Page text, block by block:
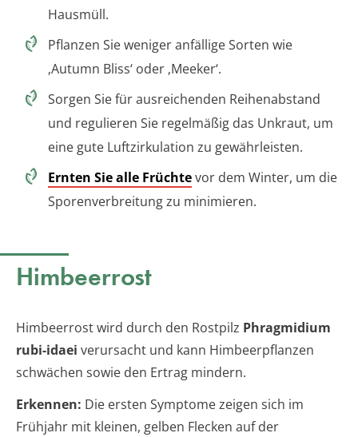
Hausmüll.
Pflanzen Sie weniger anfällige Sorten wie
‚Autumn Bliss‘ oder ‚Meeker‘.
Sorgen Sie für ausreichenden Reihenabstand
und regulieren Sie regelmäßig das Unkraut, um
eine gute Luftzirkulation zu gewährleisten.
Ernten Sie alle Früchtevor dem Winter, um die
Sporenverbreitung zu minimieren.
Himbeerrost
Himbeerrost wird durch den Rostpilz Phragmidium
rubi-idaei verursacht und kann Himbeerpflanzen
schwächen sowie den Ertrag mindern.
Erkennen: Die ersten Symptome zeigen sich im
Frühjahr mit kleinen, gelben Flecken auf der